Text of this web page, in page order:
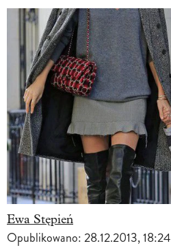
Ewa Stępień
Opublikowano:28.12.2013, 18:24